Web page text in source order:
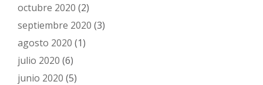
octubre 2020 (2)
septiembre 2020 (3)
agosto 2020 (1)
julio 2020 (6)
junio 2020 (5)